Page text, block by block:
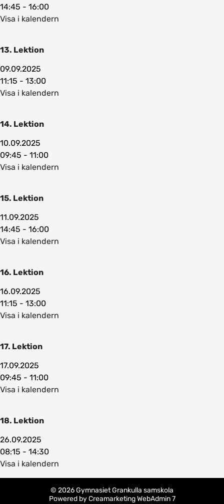
14:45 - 16:00
Visa i kalendern
13. Lektion
09.09.2025
11:15 - 13:00
Visa i kalendern
14. Lektion
10.09.2025
09:45 - 11:00
Visa i kalendern
15. Lektion
11.09.2025
14:45 - 16:00
Visa i kalendern
16. Lektion
16.09.2025
11:15 - 13:00
Visa i kalendern
17. Lektion
17.09.2025
09:45 - 11:00
Visa i kalendern
18. Lektion
26.09.2025
08:15 - 14:30
Visa i kalendern
© 2026 Gymnasiet Grankulla samskola
Powered byCreamarketing WebAdmin 7